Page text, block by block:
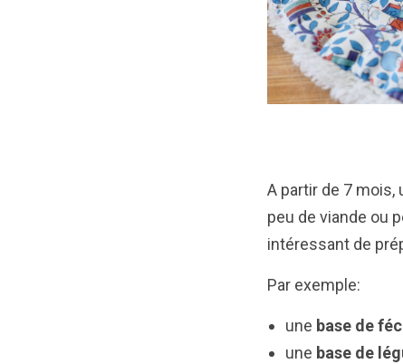
A partir de 7
peu de viande ou
intéressant de
Par exemple:
une base de
une base de